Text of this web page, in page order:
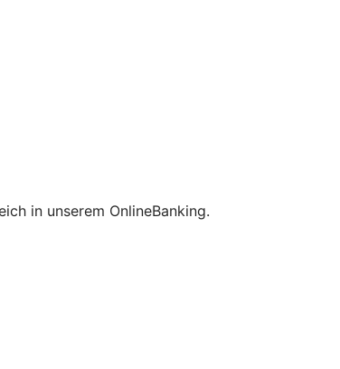
in unserem OnlineBanking.